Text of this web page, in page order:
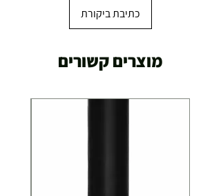
כתיבת ביקורת
מוצרים קשורים